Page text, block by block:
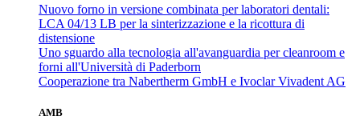
Nuovo forno in versione combinata per laboratori dentali:
LCA 04/13 LB per la sinterizzazione e la ricottura di
distensione
Uno sguardo alla tecnologia all'avanguardia per cleanroom e
forni all'Università di Paderborn
Cooperazione tra Nabertherm GmbH e Ivoclar Vivadent AG
AMB